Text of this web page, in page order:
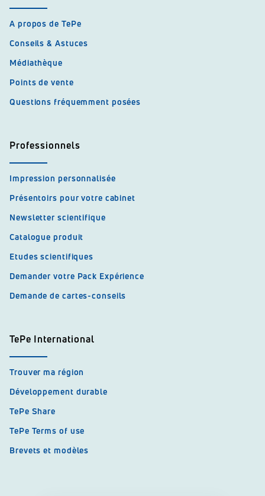
A propos de TePe
Conseils & Astuces
Médiathèque
Points de vente
Questions fréquemment posées
Professionnels
Impression personnalisée
Présentoirs pour votre cabinet
Newsletter scientifique
Catalogue produit
Etudes scientifiques
Demander votre Pack Expérience
Demande de cartes-conseils
TePe International
Trouver ma région
Développement durable
TePe Share
TePe Terms of use
Brevets et modèles